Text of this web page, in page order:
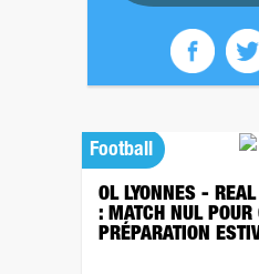
Football
OL LYONNES -
: MATCH NUL
PRÉPARATION